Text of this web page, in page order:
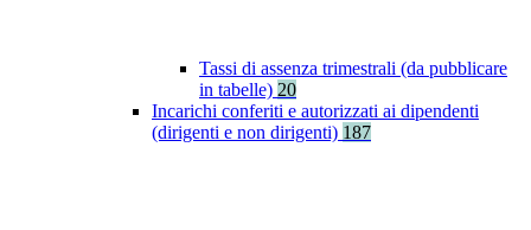
Tassi di assenza trimestrali (da pubblicare
in tabelle) 20
Incarichi conferiti e autorizzati ai dipendenti
(dirigenti e non dirigenti) 187